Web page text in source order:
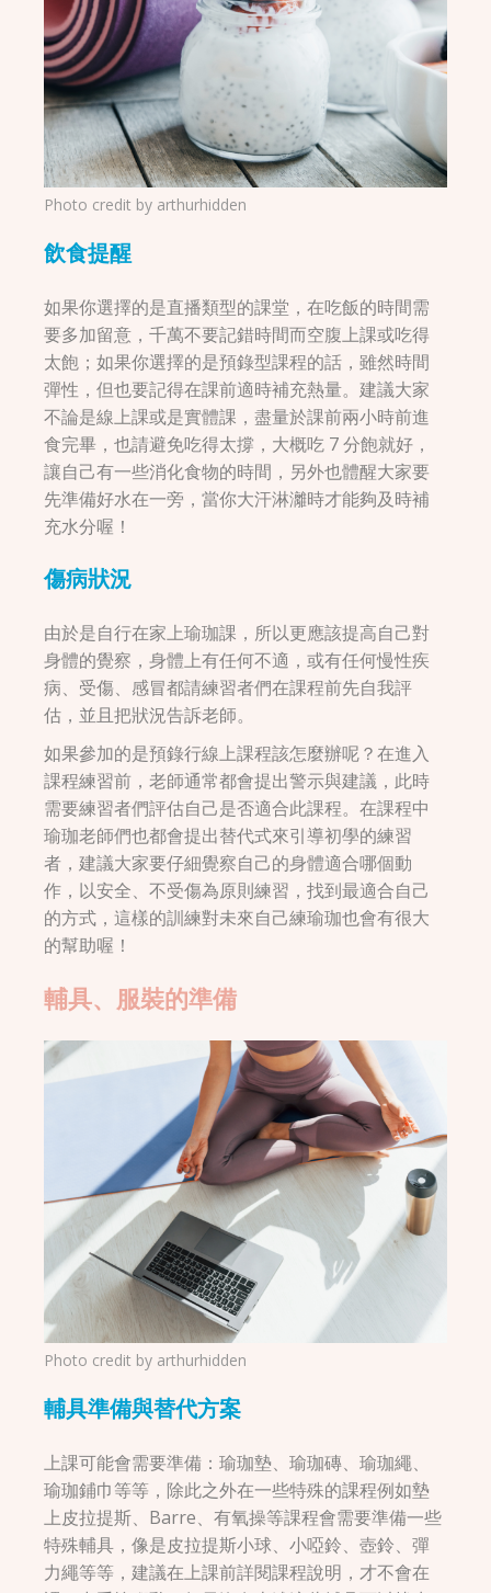
Photo credit by arthurhidden
飲食提醒
如果你選擇的是直播類型的課堂，在吃飯的時間需
要多加留意，千萬不要記錯時間而空腹上課或吃得
太飽；如果你選擇的是預錄型課程的話，雖然時間
彈性，但也要記得在課前適時補充熱量。建議大家
不論是線上課或是實體課，盡量於課前兩小時前進
食完畢，也請避免吃得太撐，大概吃 7 分飽就好，
讓自己有一些消化食物的時間，另外也體醒大家要
先準備好水在一旁，當你大汗淋灕時才能夠及時補
充水分喔！
傷病狀況
由於是自行在家上瑜珈課，所以更應該提高自己對
身體的覺察，身體上有任何不適，或有任何慢性疾
病、受傷、感冒都請練習者們在課程前先自我評
估，並且把狀況告訴老師。
如果參加的是預錄行線上課程該怎麼辦呢？在進入
課程練習前，老師通常都會提出警示與建議，此時
需要練習者們評估自己是否適合此課程。在課程中
瑜珈老師們也都會提出替代式來引導初學的練習
者，建議大家要仔細覺察自己的身體適合哪個動
作，以安全、不受傷為原則練習，找到最適合自己
的方式，這樣的訓練對未來自己練瑜珈也會有很大
的幫助喔！
輔具、服裝的準備
Photo credit by arthurhidden
輔具準備與替代方案
上課可能會需要準備：瑜珈墊、瑜珈磚、瑜珈繩、
瑜珈鋪巾等等，除此之外在一些特殊的課程例如墊
上皮拉提斯、Barre、有氧操等課程會需要準備一些
特殊輔具，像是皮拉提斯小球、小啞鈴、壺鈴、彈
力繩等等，建議在上課前詳閱課程說明，才不會在